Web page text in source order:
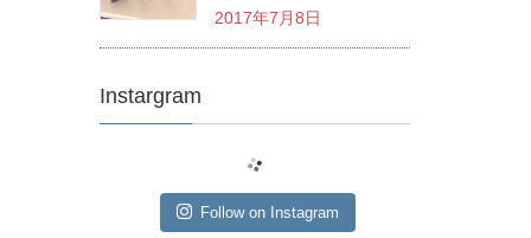
2017年7月8日
Instargram
Follow on Instagram